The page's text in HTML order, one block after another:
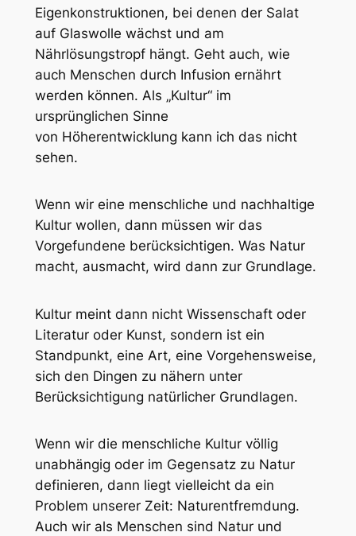
Eigenkonstruktionen, bei denen der Salat
auf Glaswolle wächst und am
Nährlösungstropf hängt. Geht auch, wie
auch Menschen durch Infusion ernährt
werden können. Als „Kultur“ im
ursprünglichen Sinne
von Höherentwicklung kann ich das nicht
sehen.
Wenn wir eine menschliche und nachhaltige
Kultur wollen, dann müssen wir das
Vorgefundene berücksichtigen. Was Natur
macht, ausmacht, wird dann zur Grundlage.
Kultur meint dann nicht Wissenschaft oder
Literatur oder Kunst, sondern ist ein
Standpunkt, eine Art, eine Vorgehensweise,
sich den Dingen zu nähern unter
Berücksichtigung natürlicher Grundlagen.
Wenn wir die menschliche Kultur völlig
unabhängig oder im Gegensatz zu Natur
definieren, dann liegt vielleicht da ein
Problem unserer Zeit: Naturentfremdung.
Auch wir als Menschen sind Natur und